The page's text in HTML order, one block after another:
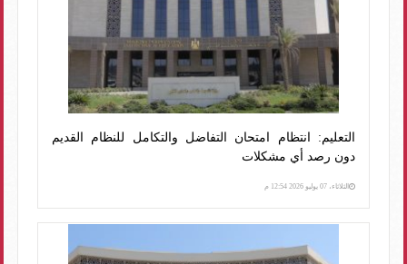
التعليم: انتظام امتحان التفاضل والتكامل للنظام القديم
دون رصد أي مشكلات
الثلاثاء، 07 يوليو 2026 12:54 م